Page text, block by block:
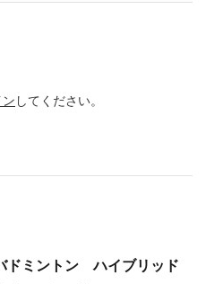
ン してください。
ドミントン ハイブリッド